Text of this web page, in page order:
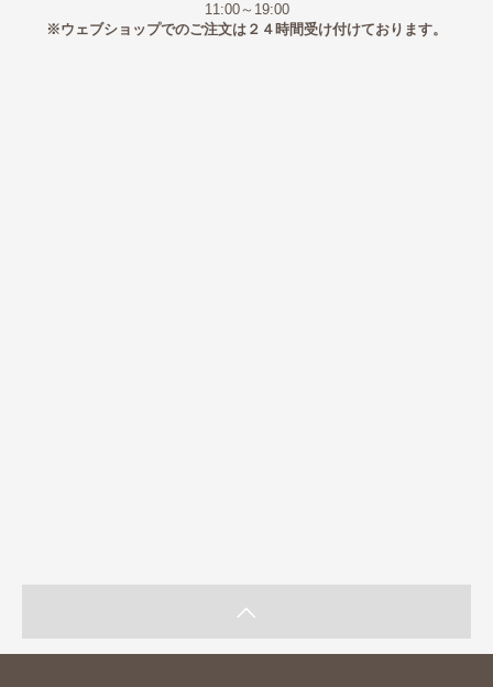
11:00～19:00
※ウェブショップでのご注文は２４時間受け付けております。